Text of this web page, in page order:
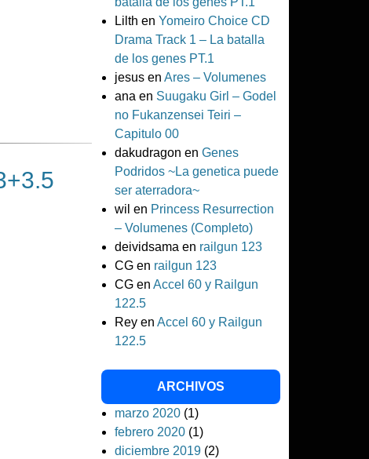
Lilth enYomeiro Choice CD
Drama Track 1 – La batalla
de los genes PT.1
jesus enAres – Volumenes
ana en Suugaku Girl – Godel
no Fukanzensei Teiri –
Capitulo 00
dakudragon enGenes
Podridos ~La genetica puede
ser aterradora~
wil en Princess Resurrection
– Volumenes (Completo)
deividsama en railgun 123
CG en railgun 123
CG enAccel 60 y Railgun
122.5
Rey enAccel 60 y Railgun
122.5
ARCHIVOS
marzo 2020 (1)
febrero 2020 (1)
diciembre 2019 (2)